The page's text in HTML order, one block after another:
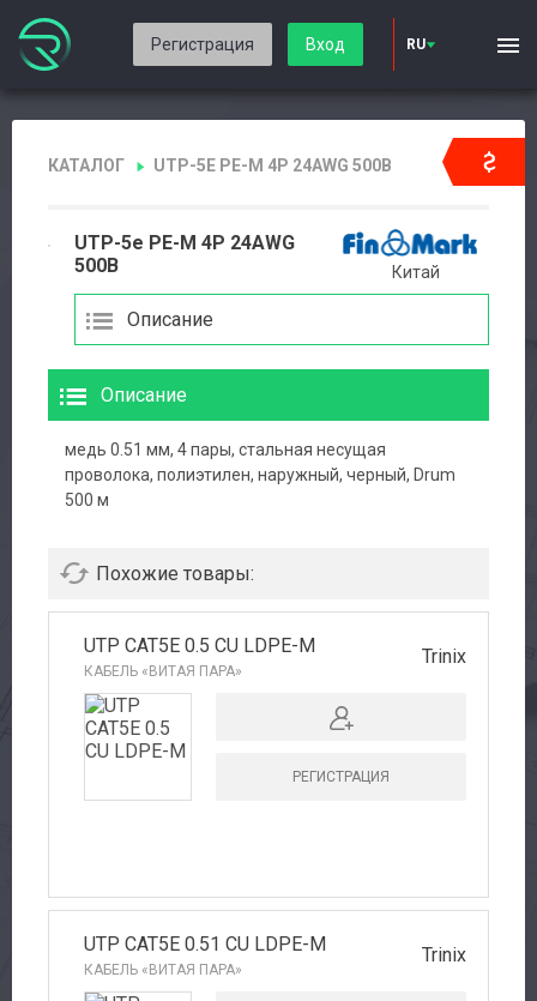
Регистрация Вход RU
Каталог
КАТАЛОГ UTP-5E PE-M 4P 24AWG 500B
UTP-5e PE-M 4P 24AWG
500B
Китай
Описание
Описание
медь 0.51 мм, 4 пары, стальная несущая
проволока, полиэтилен, наружный, черный, Drum
500 м
Похожие товары:
UTP CAT5E 0.5 CU LDPE-M
КАБЕЛЬ «ВИТАЯ ПАРА»
Trinix
РЕГИСТРАЦИЯ
UTP CAT5E 0.51 CU LDPE-M
КАБЕЛЬ «ВИТАЯ ПАРА»
Trinix